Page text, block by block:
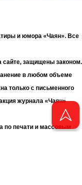
и юмора «Чаян». Все
защищены законом.
в любом объеме
только с письменного
журнала «Чаян»
по печати и массовым